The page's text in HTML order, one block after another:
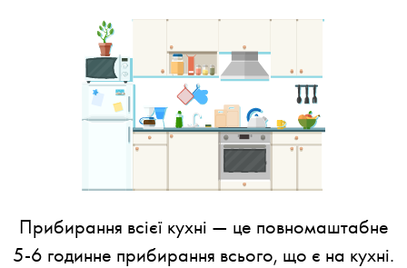
Прибирання всієї кухні — це повномаштабне
5-6 годинне прибирання всього, що є на кухні.